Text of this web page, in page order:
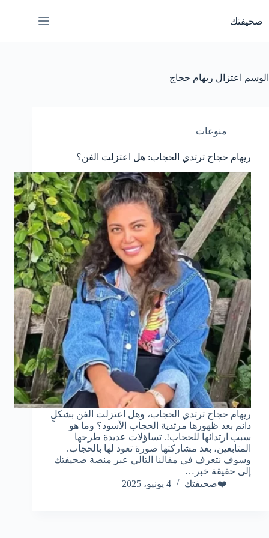
المحتوى
صحيفتك
الوسم اعتزال ريهام حجاج
منوعات
ريهام حجاج ترتدي الحجاب: هل اعتزلت الفن؟
ريهام حجاج ترتدي الحجاب، وهل اعتزلت الفن بشكلٍ
دائم بعد ظهورها مرتدية الحجاب الأسود؟ وما هو
سبب ارتدائها للحجاب!. تساؤلات عديدة طرحها
المتابعين، بعد مشاركتها صورة تعود لها بالحجاب.
وسوف نتعرف في مقالنا التالي عبر منصة صحيفتك
إلى حقيقة خبر…
❤️صحيفتك
4 يونيو، 2025